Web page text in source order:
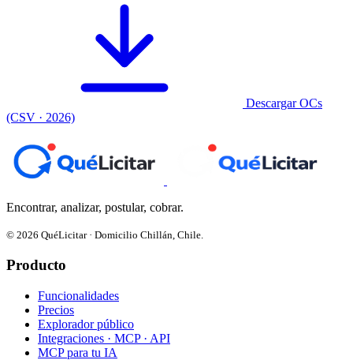
Descargar OCs
(CSV · 2026)
Encontrar, analizar, postular, cobrar.
© 2026 QuéLicitar · Domicilio Chillán, Chile.
Producto
Funcionalidades
Precios
Explorador público
Integraciones · MCP · API
MCP para tu IA